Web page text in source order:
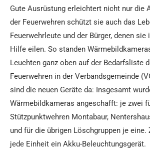
Gute Ausrüstung erleichtert nicht nur die
der Feuerwehren schützt sie auch das
Feuerwehrleute und der Bürger, denen sie
Hilfe eilen. So standen
Leuchten ganz oben auf der Bedarfsliste
Feuerwehren in der Verbandsgemeinde
sind die neuen Geräte da: Insgesamt
Wärmebildkameras angeschafft: je zwei
Stützpunktwehren Montabaur,
und für die übrigen Löschgruppen je
jede Einheit ein Akku-Beleuchtungsgerät.